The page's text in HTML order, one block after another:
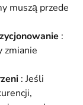
muszą przede
:
zmianie
: Jeśli